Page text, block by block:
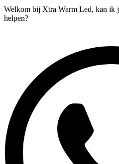
Welkom bij Xtra Warm Led, kan ik
helpen?